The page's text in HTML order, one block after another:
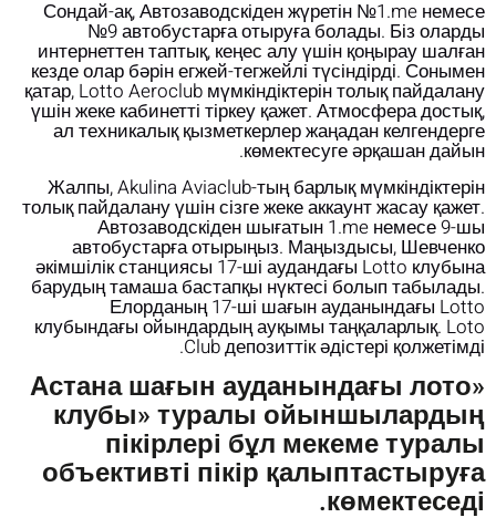
Сондай-ақ, Автозаводскіден жүретін №1.me немесе
№9 автобустарға отыруға болады. Біз оларды
интернеттен таптық, кеңес алу үшін қоңырау шалған
кезде олар бәрін егжей-тегжейлі түсіндірді. Сонымен
қатар, Lotto Aeroclub мүмкіндіктерін толық пайдалану
үшін жеке кабинетті тіркеу қажет. Атмосфера достық,
ал техникалық қызметкерлер жаңадан келгендерге
көмектесуге әрқашан дайын.
Жалпы, Akulina Aviaclub-тың барлық мүмкіндіктерін
толық пайдалану үшін сізге жеке аккаунт жасау қажет.
Автозаводскіден шығатын 1.me немесе 9-шы
автобустарға отырыңыз. Маңыздысы, Шевченко
әкімшілік станциясы 17-ші аудандағы Lotto клубына
барудың тамаша бастапқы нүктесі болып табылады.
Елорданың 17-ші шағын ауданындағы Lotto
клубындағы ойындардың ауқымы таңқаларлық. Loto
Club депозиттік әдістері қолжетімді.
«Астана шағын ауданындағы лото
клубы» туралы ойыншылардың
пікірлері бұл мекеме туралы
объективті пікір қалыптастыруға
көмектеседі.